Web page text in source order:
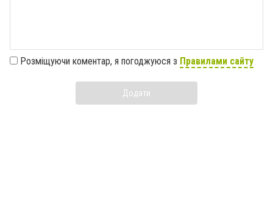
Розміщуючи коментар, я погоджуюся з Правилами сайту
Додати